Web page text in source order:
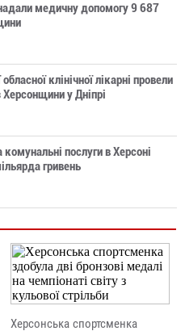
медичну допомогу 9 687
клінічної лікарні провели
у Дніпрі
комунальні послуги в Херсоні
гривень
Херсонська спортсменка